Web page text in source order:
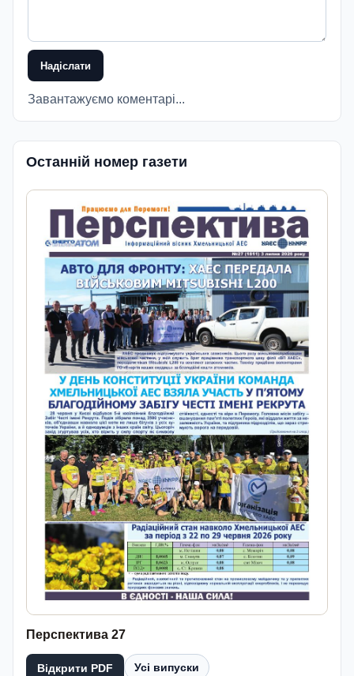
Надіслати
Завантажуємо коментарі...
Останній номер газети
Перспектива 27
Відкрити PDF Усі випуски